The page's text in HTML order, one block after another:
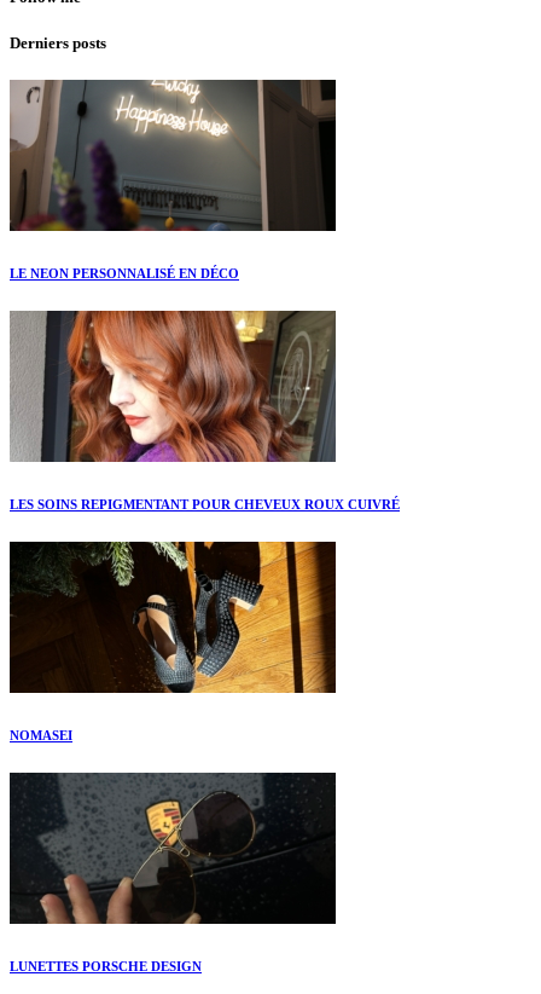
Derniers posts
LE NEON PERSONNALISÉ EN DÉCO
LES SOINS REPIGMENTANT POUR CHEVEUX ROUX CUIVRÉ
NOMASEI
LUNETTES PORSCHE DESIGN